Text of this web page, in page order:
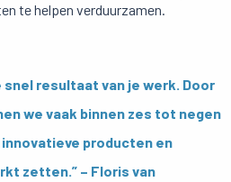
te helpen verduurzamen.
snel resultaat van je werk. Door
we vaak binnen zes tot negen
innovatieve producten en
zetten.” – Floris van